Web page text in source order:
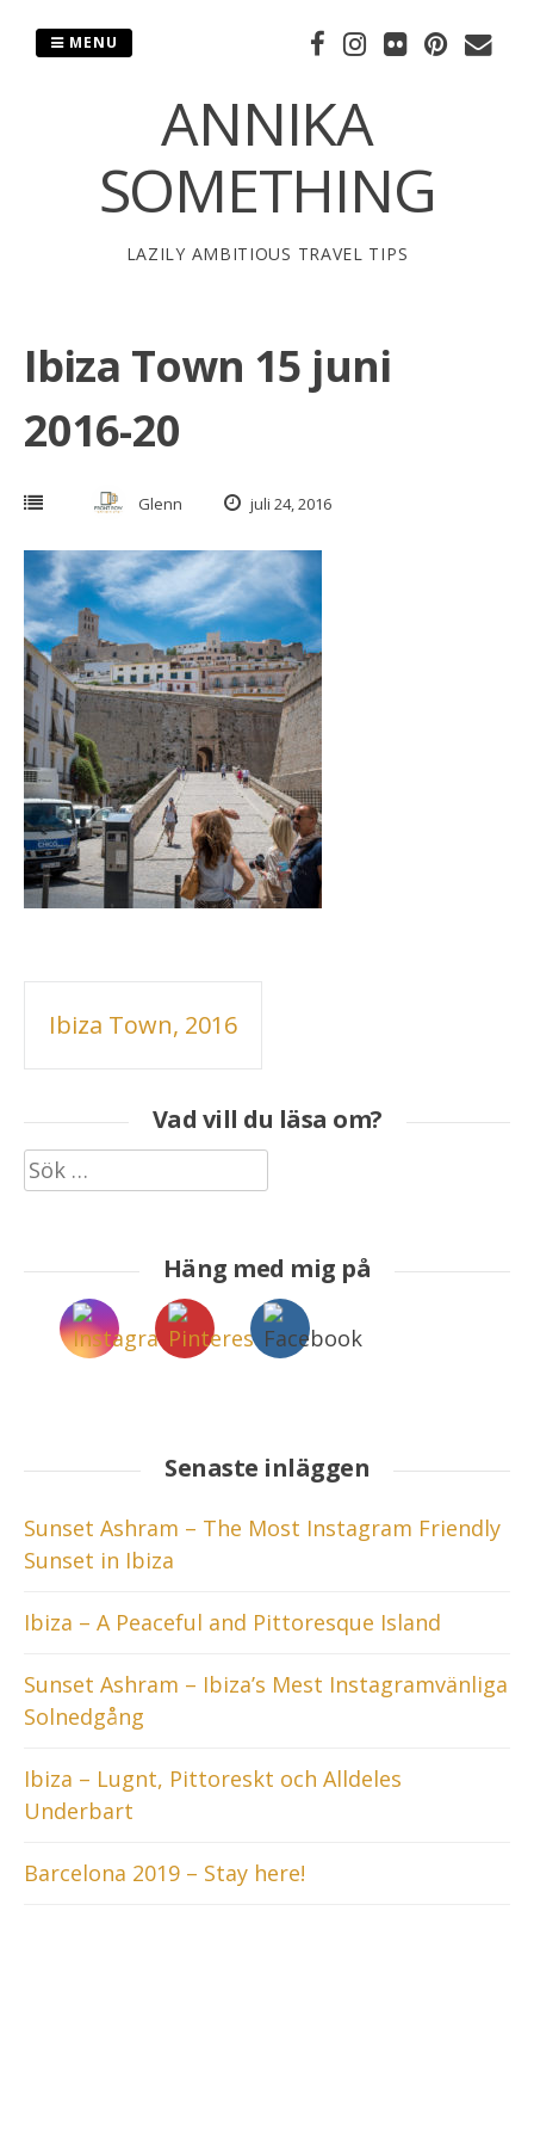
ANNIKA
SOMETHING
LAZILY AMBITIOUS TRAVEL TIPS
MENU
Ibiza Town 15 juni
2016-20
Glenn juli 24, 2016
Inläggsnavigering
Ibiza Town, 2016
Vad vill du läsa om?
Sök
efter:
Häng med mig på
Senaste inläggen
Sunset Ashram – The Most Instagram Friendly
Sunset in Ibiza
Ibiza – A Peaceful and Pittoresque Island
Sunset Ashram – Ibiza’s Mest Instagramvänliga
Solnedgång
Ibiza – Lugnt, Pittoreskt och Alldeles
Underbart
Barcelona 2019 – Stay here!